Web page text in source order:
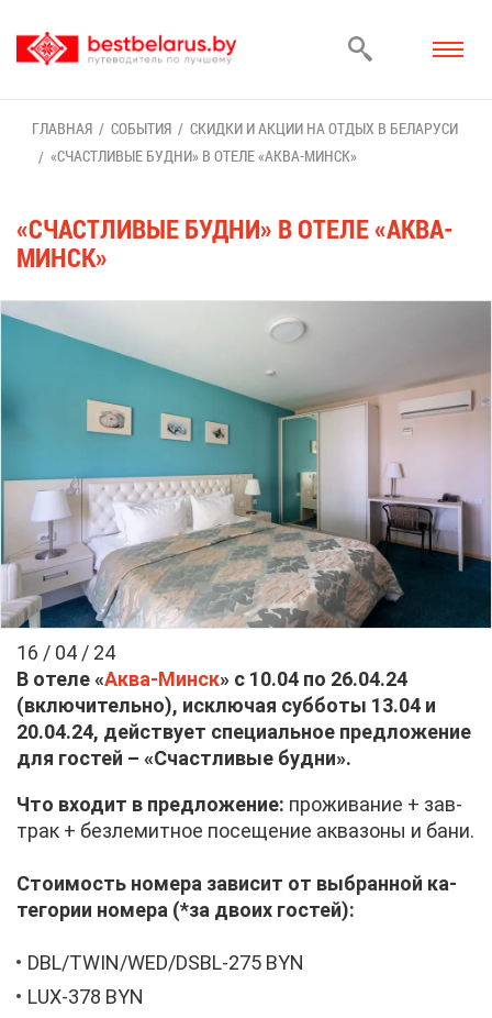
ГЛАВ­НАЯ СО­БЫ­ТИЯ
СКИД­КИ И АК­ЦИИ НА ОТ­ДЫХ В БЕ­ЛА­РУ­СИ
«СЧАСТ­ЛИ­ВЫЕ БУД­НИ» В ОТЕ­ЛЕ «АК­ВА-МИНСК»
«СЧАСТ­ЛИ­ВЫЕ БУД­НИ» В ОТЕ­ЛЕ «АК­ВА-
МИНСК»
16 / 04 / 24
В оте­ле «Ак­ва-Минск» с 10.04 по 26.04.24
(вклю­чи­тель­но), ис­клю­чая суб­бо­ты 13.04 и
20.04.24, дей­ству­ет спе­ци­аль­ное пред­ло­же­ние
для го­стей – «Счаст­ли­вые буд­ни».
Что вхо­дит в пред­ло­же­ние: про­жи­ва­ние + зав­
трак + без­ле­мит­ное по­се­ще­ние ак­ва­зо­ны и ба­ни.
Сто­и­мость но­ме­ра за­ви­сит от вы­бран­ной ка­
те­го­рии но­ме­ра (*за дво­их го­стей):
DBL/TWIN/WED/DSBL-275 BYN
LUX-378 BYN